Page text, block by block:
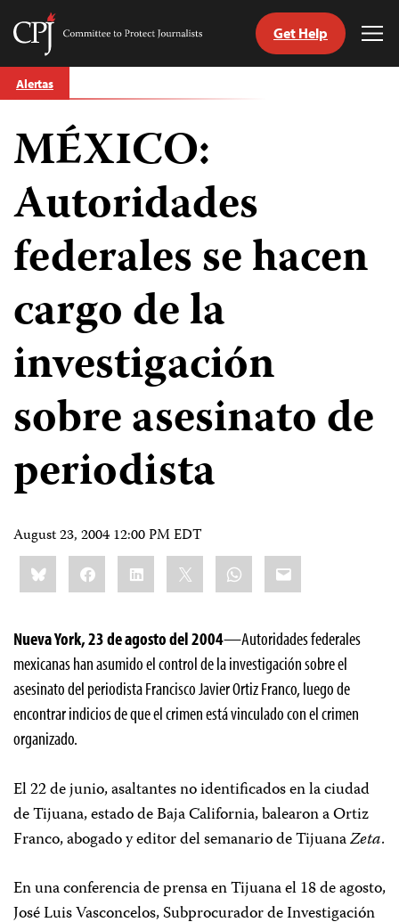
Skip
to
Committee
Journalists
Get Help
Alertas
MÉXICO:
Autoridades
federales se hacen
cargo de la
investigación
sobre asesinato de
periodista
August 23, 2004 12:00 PM EDT
Share
this:BlueskyFacebookLinkedIn WhatsApp
Email
Nueva York, 23 de agosto del 2004—Autoridades federales
mexicanas han asumido el control de la investigación sobre el
asesinato del periodista Francisco Javier Ortiz Franco, luego de
encontrar indicios de que el crimen está vinculado con el crimen
organizado.
El 22 de junio, asaltantes no identificados en la ciudad
de Tijuana, estado de Baja California, balearon a Ortiz
Franco, abogado y editor del semanario de TijuanaZeta.
En una conferencia de prensa en Tijuana el 18 de agosto,
José Luis Vasconcelos, Subprocurador de Investigación